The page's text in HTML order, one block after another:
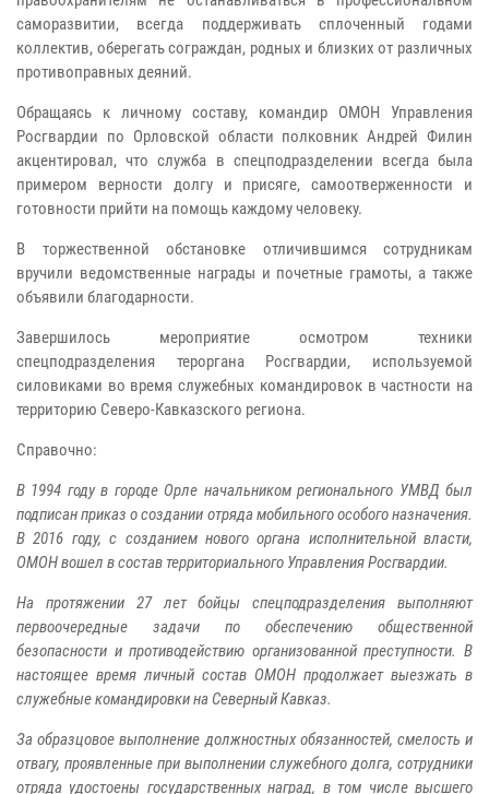
саморазвитии, всегда поддерживать сплоченный годами
коллектив, оберегать сограждан, родных и близких от различных
противоправных деяний.
Обращаясь к личному составу, командир ОМОН Управления
Росгвардии по Орловской области полковник Андрей Филин
акцентировал, что служба в спецподразделении всегда была
примером верности долгу и присяге, самоотверженности и
готовности прийти на помощь каждому человеку.
В торжественной обстановке отличившимся сотрудникам
вручили ведомственные награды и почетные грамоты, а также
объявили благодарности.
Завершилось мероприятие осмотром техники
спецподразделения тероргана Росгвардии, используемой
силовиками во время служебных командировок в частности на
территорию Северо-Кавказского региона.
Справочно:
В 1994 году в городе Орле начальником регионального УМВД был
подписан приказ о создании отряда мобильного особого назначения.
В 2016 году, с созданием нового органа исполнительной власти,
ОМОН вошел в состав территориального Управления Росгвардии.
На протяжении 27 лет бойцы спецподразделения выполняют
первоочередные задачи по обеспечению общественной
безопасности и противодействию организованной преступности. В
настоящее время личный состав ОМОН продолжает выезжать в
служебные командировки на Северный Кавказ.
За образцовое выполнение должностных обязанностей, смелость и
отвагу, проявленные при выполнении служебного долга, сотрудники
отряда удостоены государственных наград, в том числе высшего